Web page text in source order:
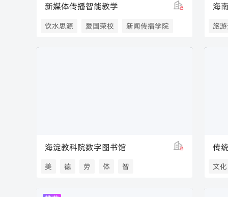
新媒体传播智能教学
饮水思源 爱国荣校
新闻传播学院
海
旅
海淀教科院数字图书馆
美 德 劳 体
智
传
文化